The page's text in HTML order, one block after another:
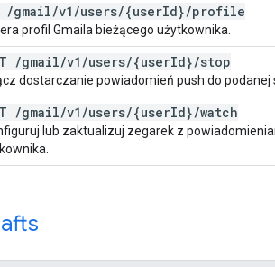
/gmail/v1 /users/{userId}/profile
profil Gmaila bieżącego użytkownika.
/gmail/v1 /users/{userId}/stop
dostarczanie powiadomień push do
/gmail/v1 /users/{userId}/watch
lub zaktualizuj zegarek z